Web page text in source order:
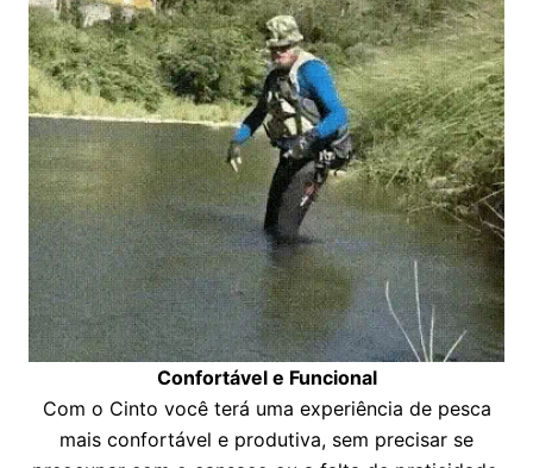
Confortável e Funcional
Com o Cinto você terá uma experiência de pesca
mais confortável e produtiva, sem precisar se